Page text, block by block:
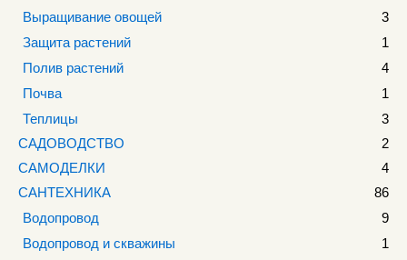
Выращивание овощей
3
Защита растений
1
Полив растений
4
Почва
1
Теплицы
3
САДОВОДСТВО
2
САМОДЕЛКИ
4
САНТЕХНИКА
86
Водопровод
9
Водопровод и скважины
1